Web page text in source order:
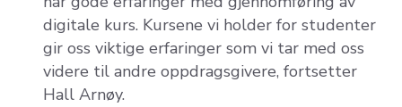
digitale kurs. Kursene vi holder for studenter
gir oss viktige erfaringer som vi tar med oss
videre til andre oppdragsgivere, fortsetter
Hall Arnøy.